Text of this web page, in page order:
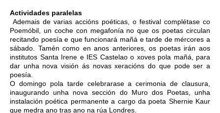
Actividades paralelas
Ademais de varias accións poéticas, o festival complétase co
Poemóbil, un coche con megafonía no que os poetas circulan
recitando poesía e que funcionará mañá e tarde de mércores a
sábado. Tamén como en anos anteriores, os poetas irán aos
institutos Santa Irene e IES Castelao o xoves pola mañá, para
dar unha nova visión ás novas xeracións do que pode ser a
poesía.
O domingo pola tarde celebrarase a cerimonia de clausura,
inaugurando unha nova sección do Muro dos Poetas, unha
instalación poética permanente a cargo da poeta Shernie Kaur
que medra ano tras ano na rúa Londres.